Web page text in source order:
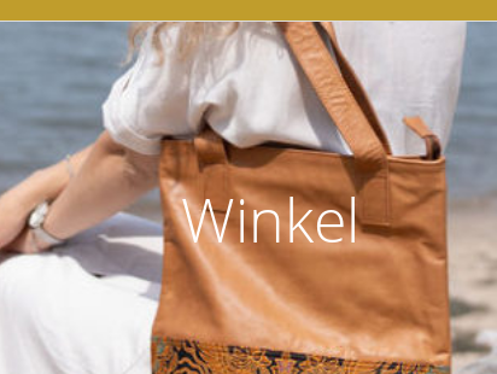
Winkel